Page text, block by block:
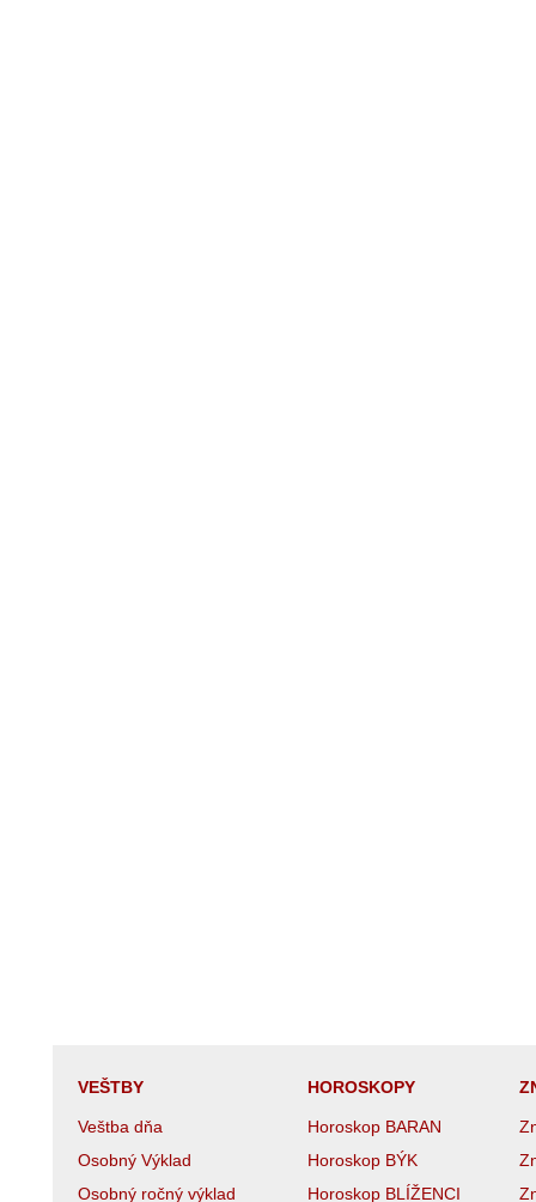
VEŠTBY
Veštba dňa
Osobný Výklad
Osobný ročný výklad
HOROSKOPY
Horoskop BARAN
Horoskop BÝK
Horoskop BLÍŽENCI